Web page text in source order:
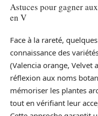
Astuces pour gagner
en V
Face à la rareté,
connaissance des
(Valencia orange, Velvet
réflexion aux noms
mémoriser les plantes
tout en vérifiant leur